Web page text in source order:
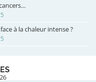
à la chaleur intense ?